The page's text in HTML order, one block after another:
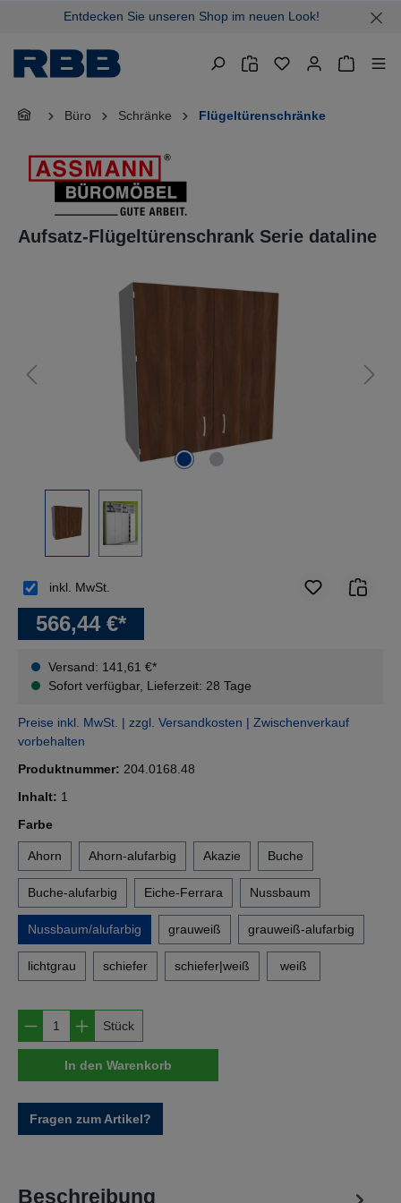
springenEntdecken Sie unseren Shop im neuen Look!
Büro Schränke Flügeltürenschränke
Aufsatz-Flügeltürenschrank Serie dataline
Bildergalerie überspringen
566,44 €*
Versand: 141,61 €*
Sofort verfügbar, Lieferzeit: 28 Tage
inkl. MwSt.
Preise inkl. MwSt. | zzgl. Versandkosten | Zwischenverkauf
vorbehalten
Produktnummer: 204.0168.48
Inhalt: 1
Farbeauswählen
Ahorn Ahorn-alufarbig Akazie Buche
Buche-alufarbig Eiche-Ferrara Nussbaum
Nussbaum/alufarbig grauweiß grauweiß-alufarbig
lichtgrau schiefer schiefer|weiß weiß
Produkt Anzahl: Gib den gewünschten
Stück
In den Warenkorb
Fragen zum Artikel?
Beschreibung